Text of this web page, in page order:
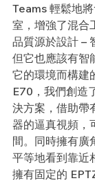
Teams 輕鬆地
室，增強了混合
品質源於設計 –
但它也應該有智
它的環境而構建
E70，我們創造
決方案，借助帶
器的逼真視頻，
間。同時擁有廣
平等地看到靠近
擁有固定的